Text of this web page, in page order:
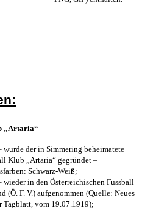
„Artaria“
wurde der in Simmering beheimatete
Klub „Artaria“ gegründet –
Schwarz-Weiß;
wieder in den Österreichischen Fussball
(Ö. F. V.) aufgenommen (Quelle: Neues
Tagblatt, vom 19.07.1919);